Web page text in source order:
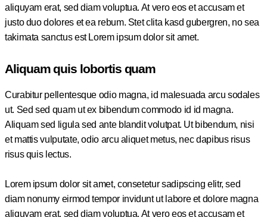
aliquyam erat, sed diam voluptua. At vero eos et accusam et
justo duo dolores et ea rebum. Stet clita kasd gubergren, no sea
takimata sanctus est Lorem ipsum dolor sit amet.
Aliquam quis lobortis quam
Curabitur pellentesque odio magna, id malesuada arcu sodales
ut. Sed sed quam ut ex bibendum commodo id id magna.
Aliquam sed ligula sed ante blandit volutpat. Ut bibendum, nisi
et mattis vulputate, odio arcu aliquet metus, nec dapibus risus
risus quis lectus.
Lorem ipsum dolor sit amet, consetetur sadipscing elitr, sed
diam nonumy eirmod tempor invidunt ut labore et dolore magna
aliquyam erat, sed diam voluptua. At vero eos et accusam et